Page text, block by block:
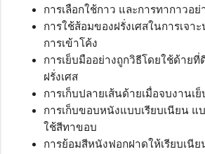
การเลือกใช้กาว และการทากาวอย่
การใช้ส้อมของฝรั่งเศสในการเจา
การเข้าโค้ง
การเย็บมืออย่างถูกวิธีโดยใช้ด้าย
ฝรั่งเศส
การเก็บปลายเส้นด้ายเมื่อจบงานเ
การเก็บขอบหนังแบบเรียบเนียน แ
ใช้สีทาขอบ
การย้อมสีหนังฟอกฝาดให้เรียบเนี